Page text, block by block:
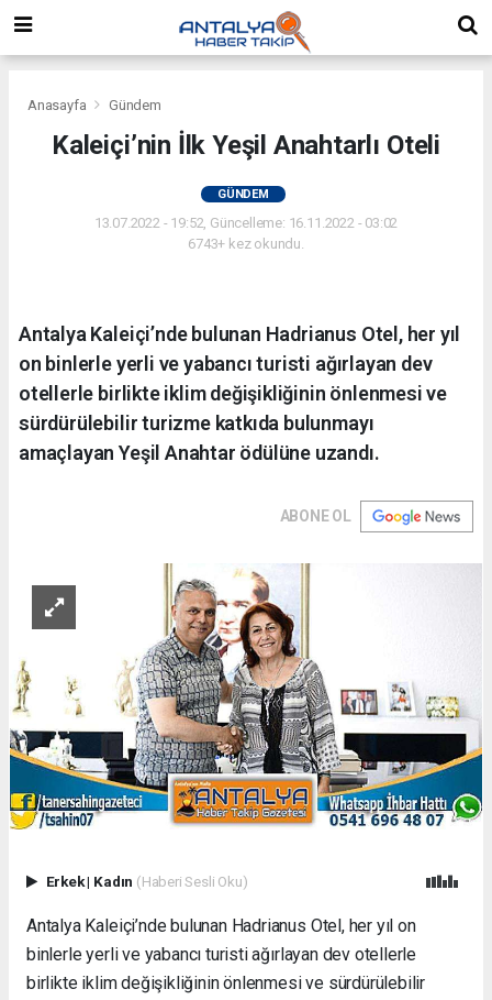
Anasayfa Gündem
Kaleiçi’nin İlk Yeşil Anahtarlı Oteli
GÜNDEM
13.07.2022 - 19:52, Güncelleme: 16.11.2022 - 03:02
6743+ kez okundu.
Antalya Kaleiçi’nde bulunan Hadrianus Otel, her yıl
on binlerle yerli ve yabancı turisti ağırlayan dev
otellerle birlikte iklim değişikliğinin önlenmesi ve
sürdürülebilir turizme katkıda bulunmayı
amaçlayan Yeşil Anahtar ödülüne uzandı.
ABONE OL
Erkek| Kadın (Haberi Sesli Oku)
Antalya Kaleiçi’nde bulunan Hadrianus Otel, her yıl on
binlerle yerli ve yabancı turisti ağırlayan dev otellerle
birlikte iklim değişikliğinin önlenmesi ve sürdürülebilir